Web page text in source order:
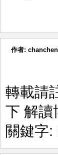
作者:
轉載請
下 解讀
關鍵字: